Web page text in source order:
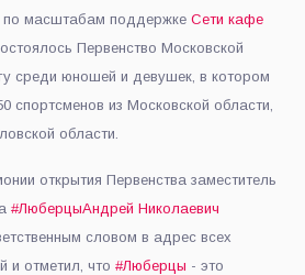
по масштабам поддержке Сети кафе
Первенство Московской
среди юношей и девушек, в котором
спортсменов из Московской области,
области.
открытия Первенства заместитель
#ЛюберцыАндрей Николаевич
словом в адрес всех
и отметил, что #Люберцы - это